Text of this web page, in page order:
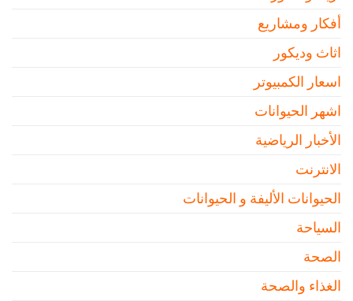
أفكار ومشاريع
اثاث وديكور
اسعار الكمبيوتر
اشهر الحيوانات
الأخبار الرياضية
الانترنت
الحيوانات الأليفة و الحيوانات
السياحة
الصحة
الغذاء والصحة